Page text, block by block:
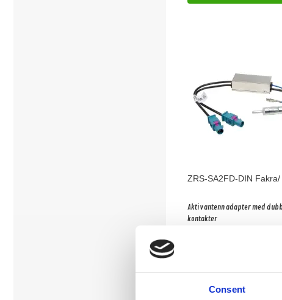
Consent
ZRS-SA2FD-DIN
Aktiv antenn adapter med
kontakter